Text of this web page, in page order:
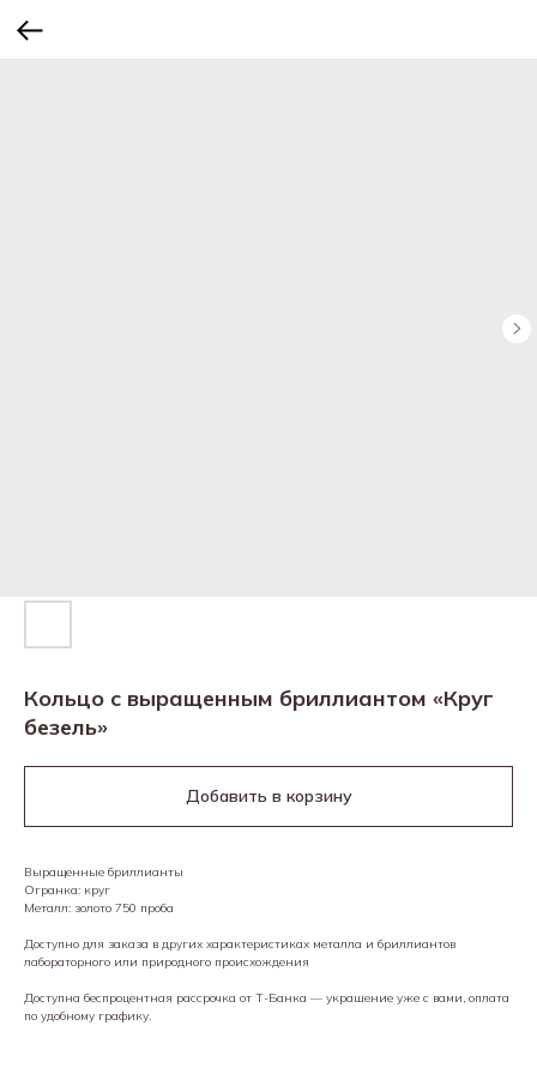
Кольцо с выращенным бриллиантом «Круг
безель»
Добавить в корзину
Выращенные бриллианты
Огранка: круг
Металл: золото 750 проба
Доступно для заказа в других характеристиках металла и бриллиантов
лабораторного или природного происхождения
Доступна беспроцентная рассрочка от Т-Банка — украшение уже с вами, оплата
по удобному графику.